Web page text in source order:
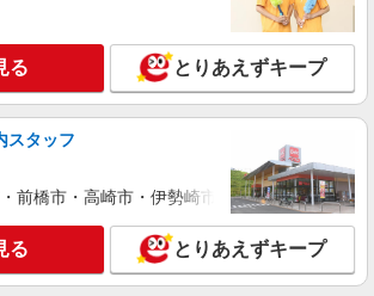
ストひばりが丘/2880000011-035
介護職員（ヘルパー）（施設兼務）
る）
兵庫県神戸市長田区雲雀ヶ丘1-2-5 「ひばりが
丘」停留所から徒歩3分
詳細を見る
る とりあえずキープ
スタッフ
前橋市・高崎市・伊勢崎市・太田市・館林市
る とりあえずキープ